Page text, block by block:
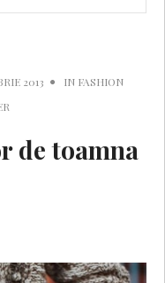
2013 IN FASHION
de toamna